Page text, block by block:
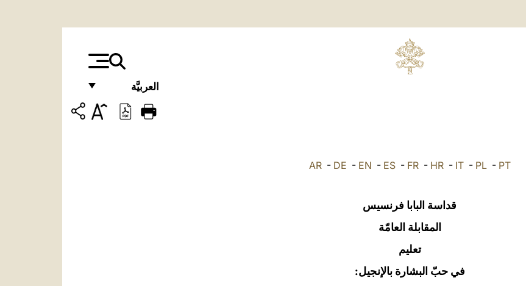
العربيَّة
FRANÇAIS
AR- DE - EN - ES- FR- HR- IT- PL- PT
قداسة البابا فرنسيس
المقابلة العامّة
تعليم
في حبّ البشارة بالإنجيل: